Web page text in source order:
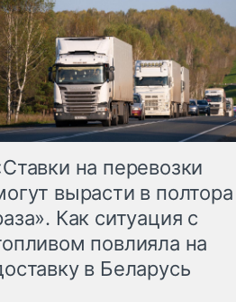
на перевозки
вырасти в полтора
Как ситуация с
повлияла на
в Беларусь